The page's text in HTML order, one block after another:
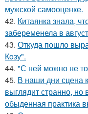
мужской самооценке.
42. Китаянка знала,
забеременела в
43. Откуда пошло
Кoзу".
44. "С ней можно не
45. В наши дни сцена
выглядит странно, но
обыденная практика